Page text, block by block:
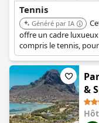
Tennis
Généré par IA
offre un cadre
compris le tennis,
&